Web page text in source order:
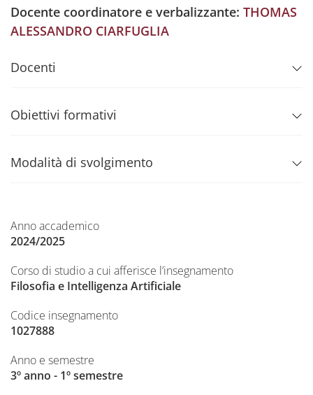
Docente coordinatore e verbalizzante: THOMAS
ALESSANDRO CIARFUGLIA
Docenti
Obiettivi formativi
Modalità di svolgimento
Anno accademico
2024/2025
Corso di studio a cui afferisce l’insegnamento
Filosofia e Intelligenza Artificiale
Codice insegnamento
1027888
Anno e semestre
3º anno - 1º semestre